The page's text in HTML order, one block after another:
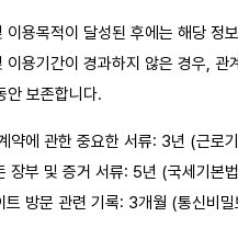
용목적이 달성된 후에는 해당
용기간이 경과하지 않은 경우,
안 보존합니다.
약에 관한 중요한 서류: 3년 (근로
장부 및 증거 서류: 5년 (국세기본
트 방문 관련 기록: 3개월 (통신비밀